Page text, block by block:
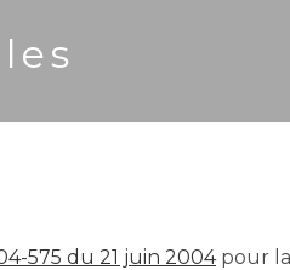
575 du 21 juin 2004pour la